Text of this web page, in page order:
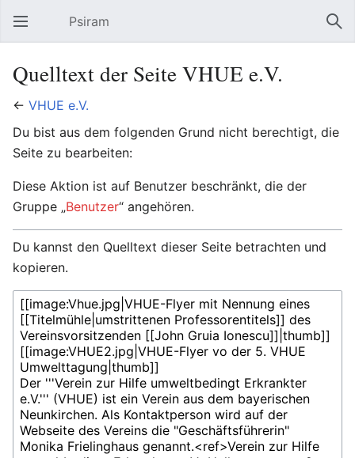
Hauptmenü öffnen Psiram
Quelltext der Seite VHUE e.V.
← VHUE e.V.
Du bist aus dem folgenden Grund nicht berechtigt, die
Seite zu bearbeiten:
Diese Aktion ist auf Benutzer beschränkt, die der
Gruppe „Benutzer“ angehören.
Du kannst den Quelltext dieser Seite betrachten und
kopieren.